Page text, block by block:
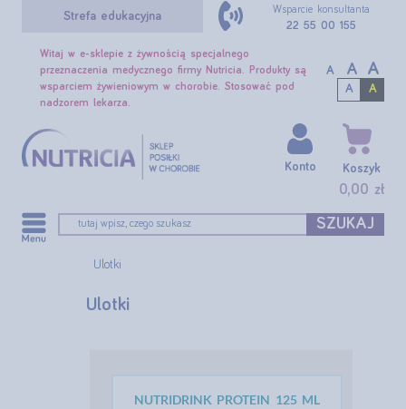
Strefa edukacyjna
Witaj w e-sklepie z żywnością specjalnego
przeznaczenia medycznego firmy Nutricia. Produkty są
wsparciem żywieniowym w chorobie. Stosować pod
nadzorem lekarza.
A A A
A A
Wsparcie konsultanta
22 55 00 155
SZUKAJ
Konto Koszyk
0,00 zł
Ulotki
Ulotki
NUTRIDRINK PROTEIN 125 ML